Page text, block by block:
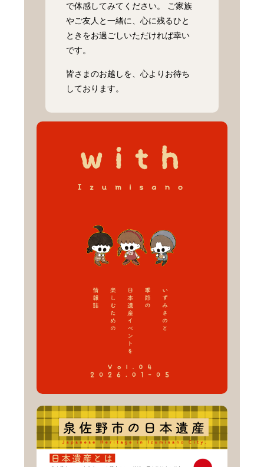
で体感してみてください。 ご家族
やご友人と一緒に、心に残るひと
ときをお過ごしいただければ幸い
です。
皆さまのお越しを、心よりお待ち
しております。